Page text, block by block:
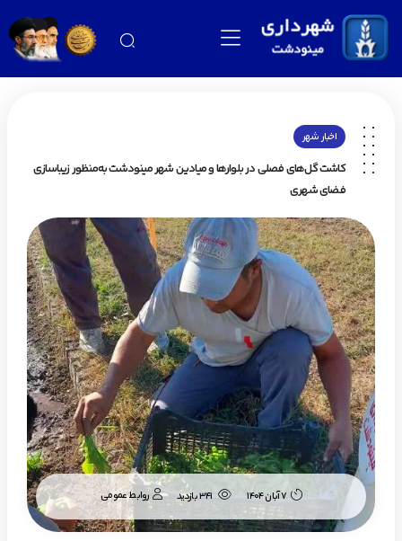
اخبار شهر
کاشت گل‌های فصلی در بلوارها و میادین شهر مینودشت به‌منظور زیباسازی
فضای شهری
۷ آبان ۱۴۰۴ 341 بازدید روابط عمومی